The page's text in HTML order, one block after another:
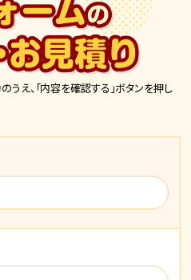
え、「内容を確認する」ボタンを押し